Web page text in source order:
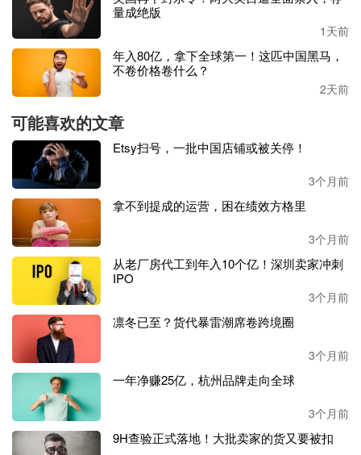
的现金流量净额也同比暴跌65.08%，只有5943.51万元。
对于今年一季度的业绩波动，乖宝宠物董事长秦华在致股东
信中作出回应：公司整体发展稳健向好，营收的放缓和利润
的下滑并非经营出现根本性问题，而是主动推进品牌结构升
级、新旧动能转换过程中的阶段性阵痛，加之海外代工业务
高基数、汇率波动、原材料价格上涨等多重因素影响。其还
表示公司自有品牌正快速发展，同时对全年业绩增长与长期
发展趋势依旧保持坚定信心。
加码投入，自有品牌持续领跑
虽说乖宝宠物业绩短期承压，但自有品牌业务作为核心增长
引擎，依旧保持着高速增长态势。
财报数据显示，
2025年全年，公司自有品牌业务实现营业收
入49.65亿元，同比增长40.06%，在总营收中所占比重提高
至73%，相较于2024年的65%，占比进一步提升。与此同
时，2025年，公司OEM/ODM业务实现营收17.76亿元，同比
增长6.03%，不过这一业务在公司整体营收中的占比较往年
进一步回落，与自有品牌的高速增长形成鲜明对比。
这意味着，乖宝宠物彻底扭转了过去依赖海外代工的业务结
构，从曾经的
“代工贴牌为主、自有品牌为辅”转变为“自有
量成绝版
1天前
年入80亿，拿下全球第一！这匹中国黑马，
不卷价格卷什么？
2天前
可能喜欢的文章
Etsy扫号，一批中国店铺或被关停！
3个月前
拿不到提成的运营，困在绩效方格里
3个月前
从老厂房代工到年入10个亿！深圳卖家冲刺
IPO
3个月前
凛冬已至？货代暴雷潮席卷跨境圈
3个月前
一年净赚25亿，杭州品牌走向全球
3个月前
9H查验正式落地！大批卖家的货又要被扣